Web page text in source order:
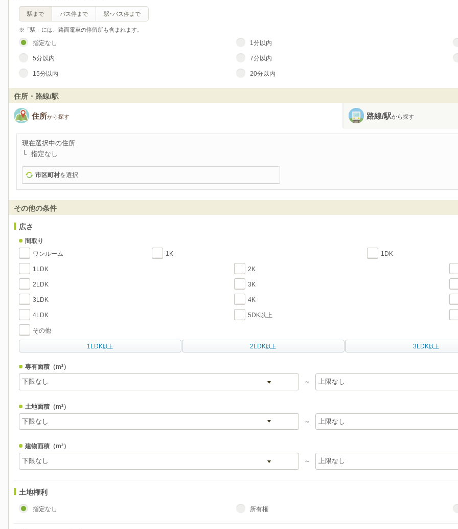
駅まで バス停まで 駅･バス停まで
指定なし 1分以内
5分以内 7分以内
15分以内 20分以内
※「駅」には、路面電車の停留所も含まれます。
住所・路線/駅
住所から探す 路線/駅から探す
現在選択中の住所
指定なし
市区町村を選択
その他の条件
広さ
間取り
ワンルーム 1K 1DK
1LDK 2K
2LDK 3K
3LDK 4K
4LDK 5DK以上
その他
1LDK以上 2LDK以上 3LDK以上
専有面積（m²）
～
土地面積（m²）
～
建物面積（m²）
～
土地権利
指定なし 所有権